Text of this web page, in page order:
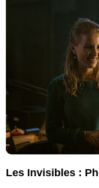
Les Invisibles :